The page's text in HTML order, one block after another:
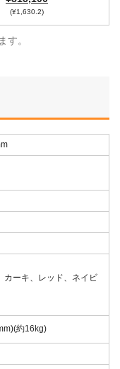
(¥1,630.2)
す。
カーキ、レッド、ネイビ
約16kg)